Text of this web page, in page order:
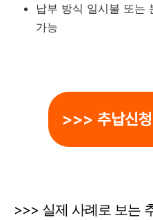
납부 방식 일시불 또는
가능
>>> 추납신
>>> 실제 사례로 보는